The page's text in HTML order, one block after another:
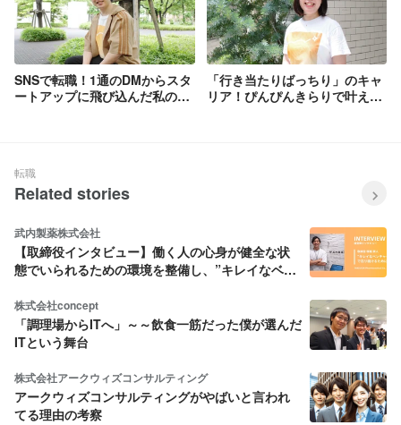
SNSで転職！1通のDMからスタ
ートアップに飛び込んだ私の挑
「行き当たりばっちり」のキャ
リア！ぴんぴんきらりで叶える
転職
Related stories
武内製薬株式会社
【取締役インタビュー】働く人の心身が健全な状
態でいられるための環境を整備し、”キレイなベン
株式会社concept
「調理場からITへ」～～飲食一筋だった僕が選んだ
ITという舞台
株式会社アークウィズコンサルティング
アークウィズコンサルティングがやばいと言われ
てる理由の考察